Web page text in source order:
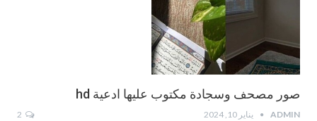
صور مصحف وسجادة مكتوب عليها ادعية hd
ADMIN يناير 10, 2024